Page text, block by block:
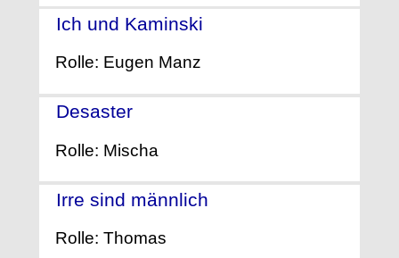
Ich und Kaminski
Rolle: Eugen Manz
Desaster
Rolle: Mischa
Irre sind männlich
Rolle: Thomas